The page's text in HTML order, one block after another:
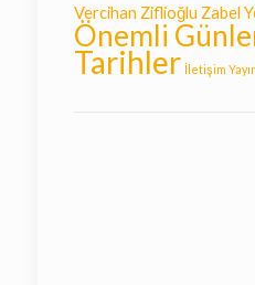
Vercihan Ziflioğlu Zabel
Önemli
Tarihler İletişim